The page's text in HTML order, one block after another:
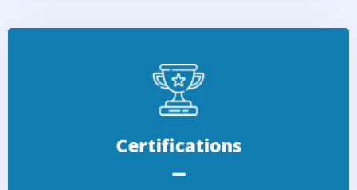
Certifications
Plus de 20 ans d’expérience et une certification
"Expertise Bâtiment" délivrée par l’OFIB